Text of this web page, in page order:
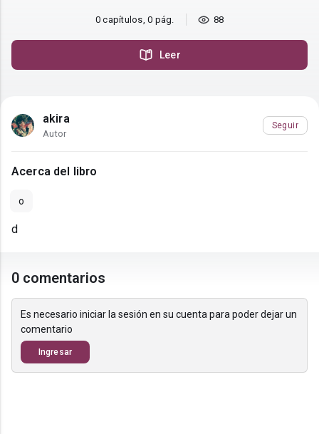
0 capítulos, 0 pág. 88
Leer
akira
Autor
Seguir
Acerca del libro
o
d
0 comentarios
Es necesario iniciar la sesión en su cuenta para poder dejar un
comentario
Ingresar